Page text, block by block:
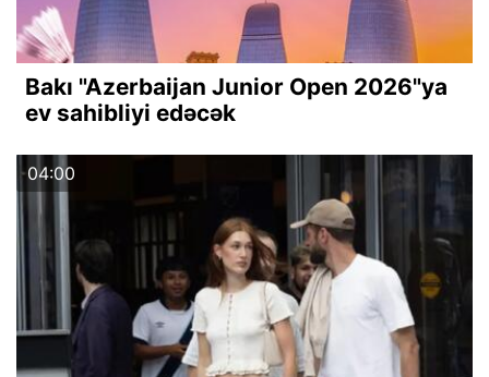
Bakı "Azerbaijan Junior Open 2026"ya
ev sahibliyi edəcək
04:00